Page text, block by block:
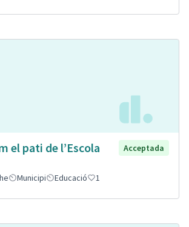
el pati de l’Escola
Acceptada
Municipi Educació 1